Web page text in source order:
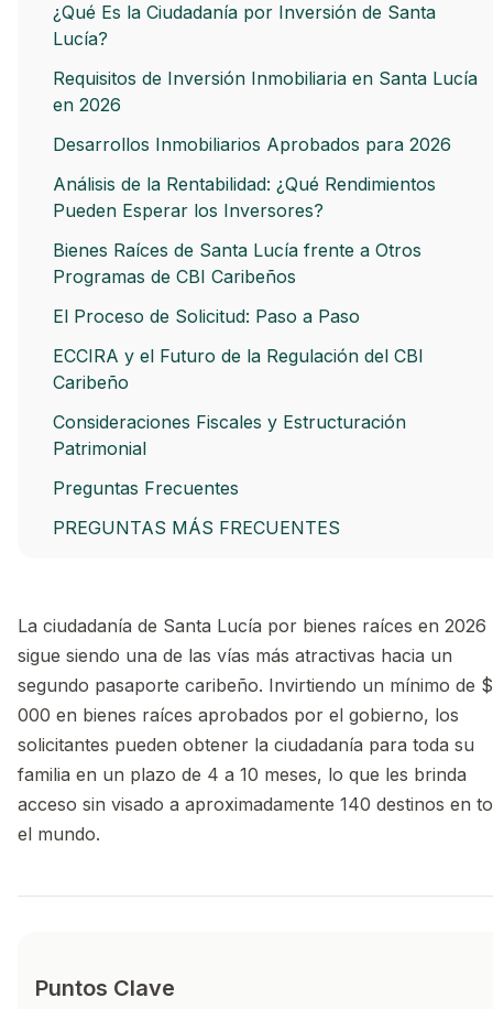
¿Qué Es la Ciudadanía por Inversión de Santa
Lucía?
Requisitos de Inversión Inmobiliaria en Santa Lucía
en 2026
Desarrollos Inmobiliarios Aprobados para 2026
Análisis de la Rentabilidad: ¿Qué Rendimientos
Pueden Esperar los Inversores?
Bienes Raíces de Santa Lucía frente a Otros
Programas de CBI Caribeños
El Proceso de Solicitud: Paso a Paso
ECCIRA y el Futuro de la Regulación del CBI
Caribeño
Consideraciones Fiscales y Estructuración
Patrimonial
Preguntas Frecuentes
PREGUNTAS MÁS FRECUENTES
La ciudadanía de Santa Lucía por bienes raíces en 2026
sigue siendo una de las vías más atractivas hacia un
segundo pasaporte caribeño. Invirtiendo un mínimo de
000 en bienes raíces aprobados por el gobierno, los
solicitantes pueden obtener la ciudadanía para toda su
familia en un plazo de 4 a 10 meses, lo que les brinda
acceso sin visado a aproximadamente 140 destinos en
el mundo.
Puntos Clave